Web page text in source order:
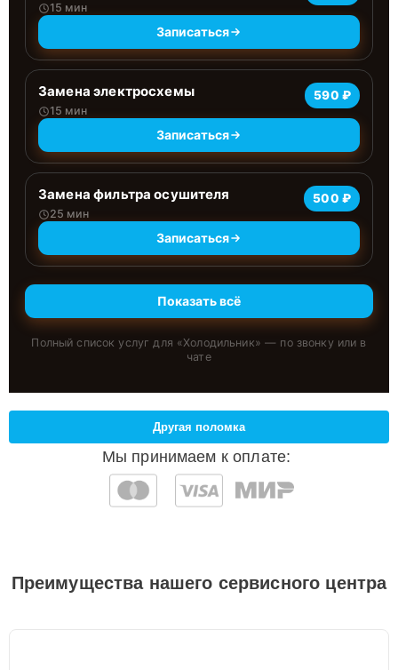
15 мин
Записаться
Замена электросхемы
15 мин
590 ₽
Записаться
Замена фильтра осушителя
25 мин
500 ₽
Записаться
Показать всё
Полный список услуг для «Холодильник» — по звонку или в
чате
Мы принимаем к оплате:
Другая поломка
Преимущества нашего сервисного центра